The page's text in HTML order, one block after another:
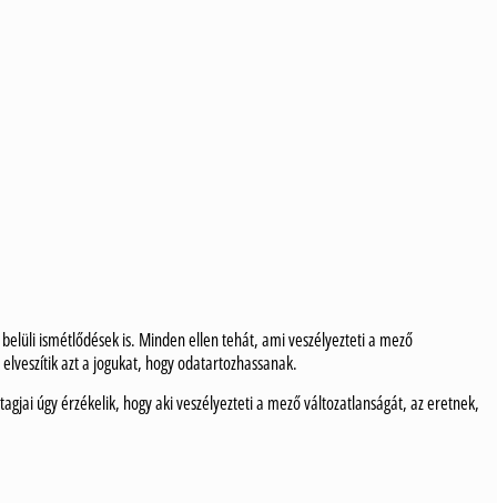
ismétlődések is. Minden ellen tehát, ami veszélyezteti a mező
azt a jogukat, hogy odatartozhassanak.
úgy érzékelik, hogy aki veszélyezteti a mező változatlanságát, az eretnek,